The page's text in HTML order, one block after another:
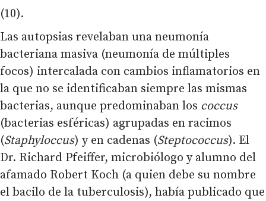
(10).
Las autopsias revelaban una neumonía
bacteriana masiva (neumonía de múltiples
focos) intercalada con cambios inflamatorios en
la que no se identificaban siempre las mismas
bacterias, aunque predominaban los coccus
(bacterias esféricas) agrupadas en racimos
(Staphyloccus) y en cadenas (Steptococcus). El
Dr. Richard Pfeiffer, microbiólogo y alumno del
afamado Robert Koch (a quien debe su nombre
el bacilo de la tuberculosis), había publicado que